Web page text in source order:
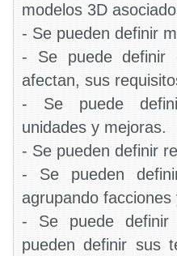
modelos 3D
- Se pueden definir
- Se puede definir
afectan, sus
- Se puede
unidades y mejoras.
- Se pueden definir
- Se pueden
agrupando
- Se puede definir
pueden definir sus